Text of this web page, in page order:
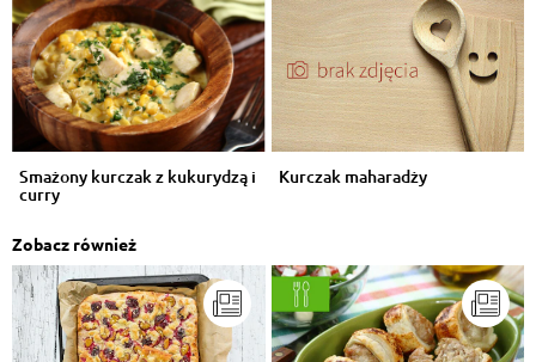
Smażony kurczak z kukurydzą i
curry
Kurczak maharadży
Zobacz również